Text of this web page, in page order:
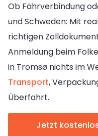
Ob Fährverbindung
und Schweden: Mit
richtigen
Anmeldung beim
in Tromsø nichts im
Transport,
Überfahrt.
Jetzt